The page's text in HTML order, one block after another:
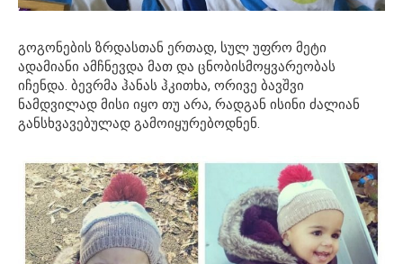
გოგონების ზრდასთან ერთად, სულ უფრო მეტი
ადამიანი ამჩნევდა მათ და ცნობისმოყვარეობას
იჩენდა. ბევრმა ჰანას ჰკითხა, ორივე ბავშვი
ნამდვილად მისი იყო თუ არა, რადგან ისინი ძალიან
განსხვავებულად გამოიყურებოდნენ.